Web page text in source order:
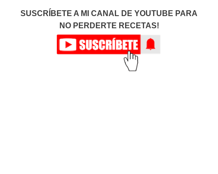
SUSCRÍBETE A MI CANAL DE YOUTUBE PARA
NO PERDERTE RECETAS!